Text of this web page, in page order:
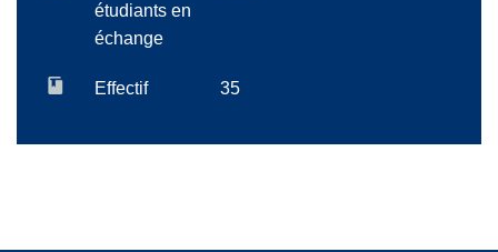
étudiants en
échange
Effectif 35